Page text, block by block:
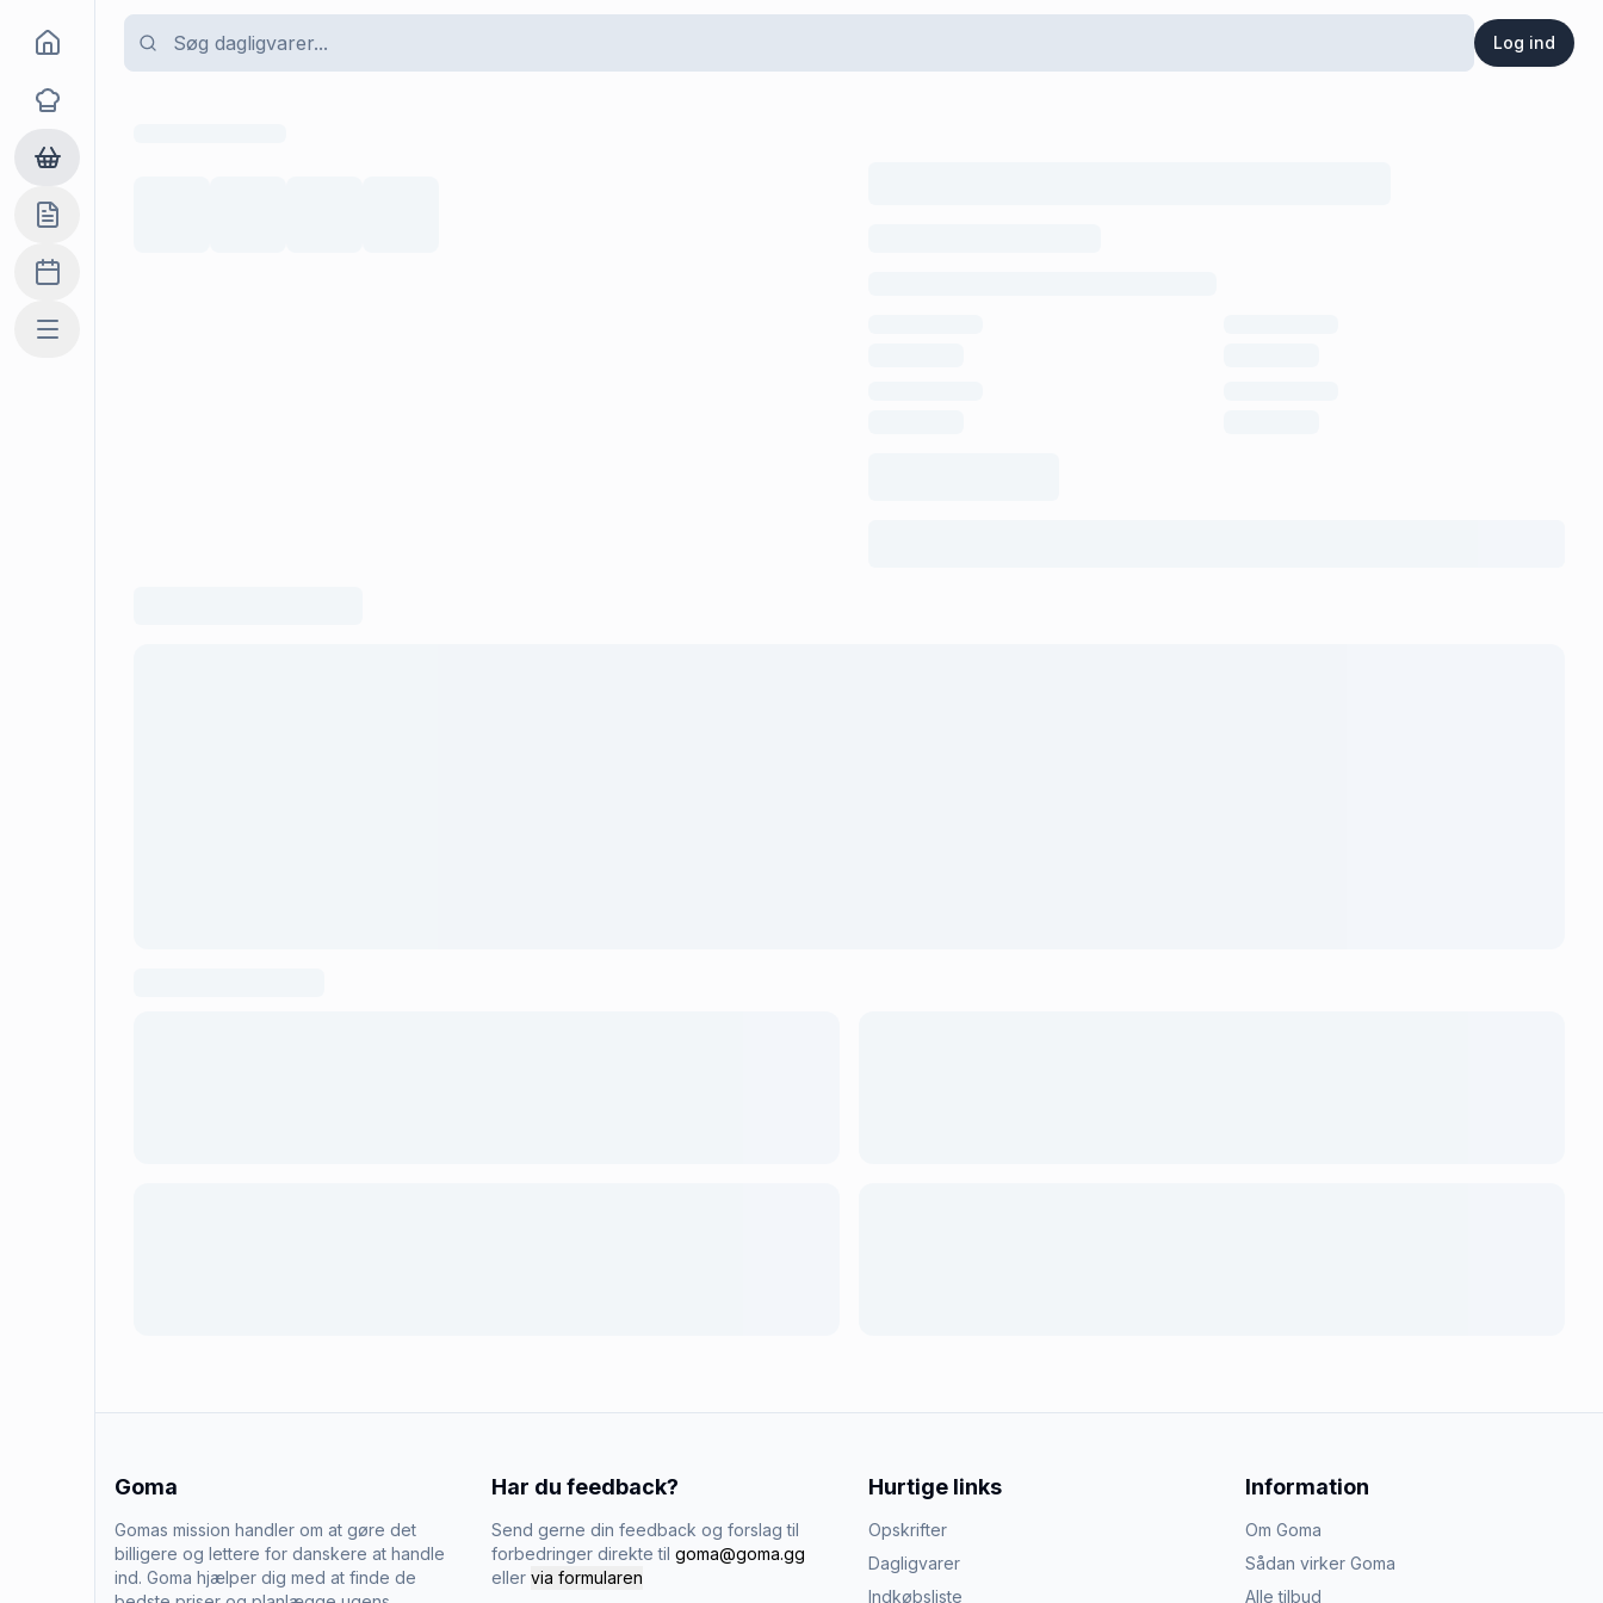
Log ind
Goma
Opskrifter
Dagligvarer
Indkøbslisten
Madplan
Mere
Goma
Gomas mission handler om at gøre det
billigere og lettere for danskere at handle
ind. Goma hjælper dig med at finde de
Har du feedback?
Send gerne din feedback og forslag til
forbedringer direkte til goma@goma.gg
eller via formularen
Hurtige links
Opskrifter
Dagligvarer
Indkøbsliste
Information
Om Goma
Sådan virker Goma
Alle tilbud